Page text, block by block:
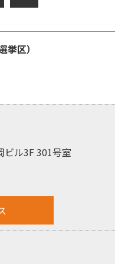
区）
ル3F 301号室